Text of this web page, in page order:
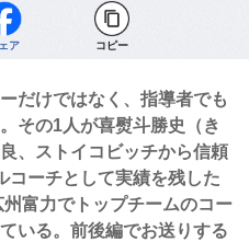
ア コピー
だけではなく、指導者でも
その1人が喜熨斗勝史（き
、ストイコビッチから信頼
コーチとして実績を残した
富力でトップチームのコー
いる。前後編でお送りする